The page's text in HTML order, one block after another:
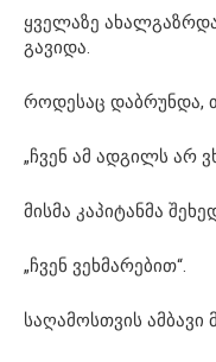
ყველაზე
გავიდა.
როდესაც დაბრუნდა,
„ჩვენ ამ ადგილს არ
მისმა კაპიტანმა
„ჩვენ ვეხმარებით“.
საღამოსთვის